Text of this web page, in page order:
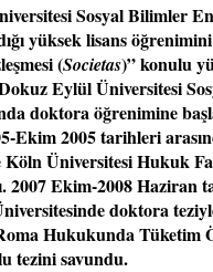
Sosyal Bilimler
yüksek lisans
(Societas)” konulu
Dokuz Eylül Üniversitesi
doktora öğrenimine
Ekim 2005 tarihleri
Köln Üniversitesi Hukuk
2007 Ekim-2008 Haziran
doktora
Hukukunda Tüketim
tezini savundu.